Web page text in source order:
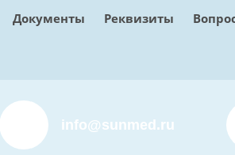
Документы Реквизиты
info@sunmed.ru